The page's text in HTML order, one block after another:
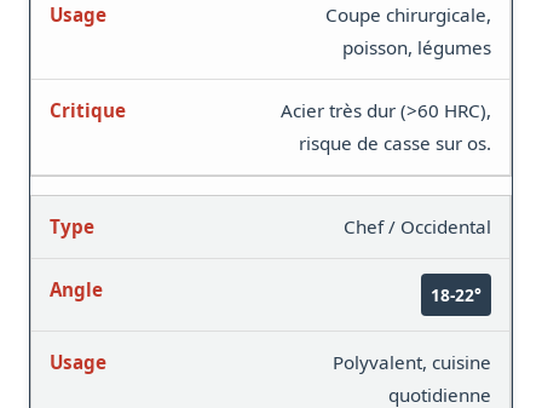
Coupe chirurgicale,
poisson, légumes
Acier très dur (>60 HRC),
risque de casse sur os.
Chef / Occidental
18-22°
Polyvalent, cuisine
quotidienne